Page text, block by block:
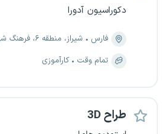
دکوراسیون آدورا
فارس
شیراز، منطقه ۶، فرهنگ شهر
تمام وقت
کارآموزی
طراح 3D